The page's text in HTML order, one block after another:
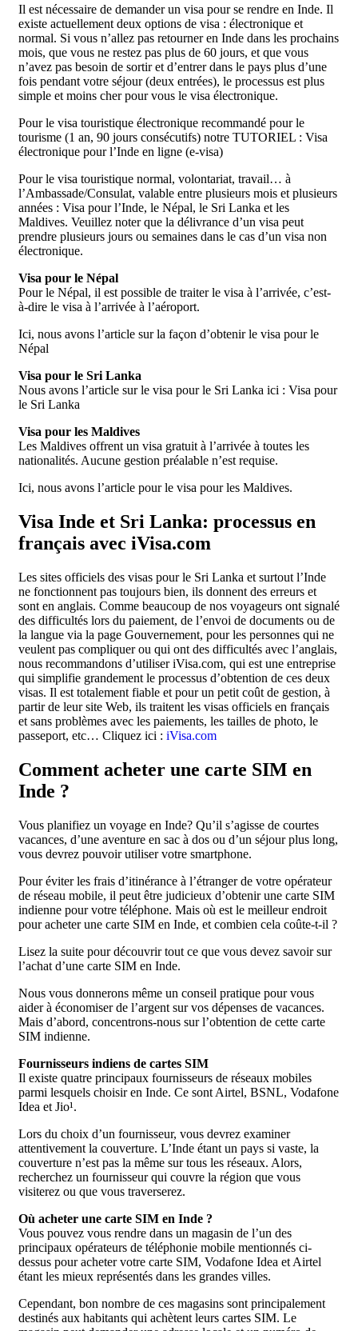
Il est nécessaire de demander un visa pour se rendre en Inde. Il
existe actuellement deux options de visa : électronique et
normal. Si vous n’allez pas retourner en Inde dans les prochains
mois, que vous ne restez pas plus de 60 jours, et que vous
n’avez pas besoin de sortir et d’entrer dans le pays plus d’une
fois pendant votre séjour (deux entrées), le processus est plus
simple et moins cher pour vous le visa électronique.
Pour le visa touristique électronique recommandé pour le
tourisme (1 an, 90 jours consécutifs) notre TUTORIEL : Visa
électronique pour l’Inde en ligne (e-visa)
Pour le visa touristique normal, volontariat, travail… à
l’Ambassade/Consulat, valable entre plusieurs mois et plusieurs
années : Visa pour l’Inde, le Népal, le Sri Lanka et les
Maldives. Veuillez noter que la délivrance d’un visa peut
prendre plusieurs jours ou semaines dans le cas d’un visa non
électronique.
Visa pour le Népal
Pour le Népal, il est possible de traiter le visa à l’arrivée, c’est-
à-dire le visa à l’arrivée à l’aéroport.
Ici, nous avons l’article sur la façon d’obtenir le visa pour le
Népal
Visa pour le Sri Lanka
Nous avons l’article sur le visa pour le Sri Lanka ici : Visa pour
le Sri Lanka
Visa pour les Maldives
Les Maldives offrent un visa gratuit à l’arrivée à toutes les
nationalités. Aucune gestion préalable n’est requise.
Ici, nous avons l’article pour le visa pour les Maldives.
Visa Inde et Sri Lanka: processus en
français avec iVisa.com
Les sites officiels des visas pour le Sri Lanka et surtout l’Inde
ne fonctionnent pas toujours bien, ils donnent des erreurs et
sont en anglais. Comme beaucoup de nos voyageurs ont signalé
des difficultés lors du paiement, de l’envoi de documents ou de
la langue via la page Gouvernement, pour les personnes qui ne
veulent pas compliquer ou qui ont des difficultés avec l’anglais,
nous recommandons d’utiliser iVisa.com, qui est une entreprise
qui simplifie grandement le processus d’obtention de ces deux
visas. Il est totalement fiable et pour un petit coût de gestion, à
partir de leur site Web, ils traitent les visas officiels en français
et sans problèmes avec les paiements, les tailles de photo, le
passeport, etc… Cliquez ici : iVisa.com
Comment acheter une carte SIM en
Inde ?
Vous planifiez un voyage en Inde? Qu’il s’agisse de courtes
vacances, d’une aventure en sac à dos ou d’un séjour plus long,
vous devrez pouvoir utiliser votre smartphone.
Pour éviter les frais d’itinérance à l’étranger de votre opérateur
de réseau mobile, il peut être judicieux d’obtenir une carte SIM
indienne pour votre téléphone. Mais où est le meilleur endroit
pour acheter une carte SIM en Inde, et combien cela coûte-t-il ?
Lisez la suite pour découvrir tout ce que vous devez savoir sur
l’achat d’une carte SIM en Inde.
Nous vous donnerons même un conseil pratique pour vous
aider à économiser de l’argent sur vos dépenses de vacances.
Mais d’abord, concentrons-nous sur l’obtention de cette carte
SIM indienne.
Fournisseurs indiens de cartes SIM
Il existe quatre principaux fournisseurs de réseaux mobiles
parmi lesquels choisir en Inde. Ce sont Airtel, BSNL, Vodafone
Idea et Jio¹.
Lors du choix d’un fournisseur, vous devrez examiner
attentivement la couverture. L’Inde étant un pays si vaste, la
couverture n’est pas la même sur tous les réseaux. Alors,
recherchez un fournisseur qui couvre la région que vous
visiterez ou que vous traverserez.
Où acheter une carte SIM en Inde ?
Vous pouvez vous rendre dans un magasin de l’un des
principaux opérateurs de téléphonie mobile mentionnés ci-
dessus pour acheter votre carte SIM, Vodafone Idea et Airtel
étant les mieux représentés dans les grandes villes.
Cependant, bon nombre de ces magasins sont principalement
destinés aux habitants qui achètent leurs cartes SIM. Le